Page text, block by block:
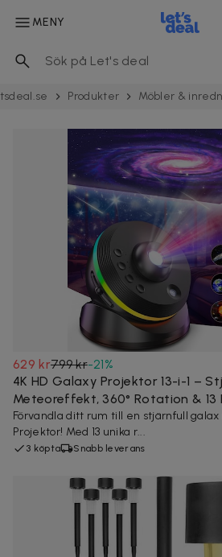
MENY
Produkter Möbler &
629 kr799 kr-21%
4K HD Galaxy Projektor 13-i-1 –
Meteoreffekt, 360° Rotation & 13
Förvandla ditt rum till en stjärnfull galax
Projektor! Med 13 unika r...
3 köpta Snabb leverans